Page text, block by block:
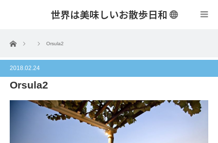
世界は美味しいお散歩日和
ホーム Orsula2
2018.02.24
Orsula2